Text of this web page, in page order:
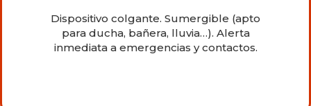
Dispositivo colgante. Sumergible (apto
para ducha, bañera, lluvia…). Alerta
inmediata a emergencias y contactos.